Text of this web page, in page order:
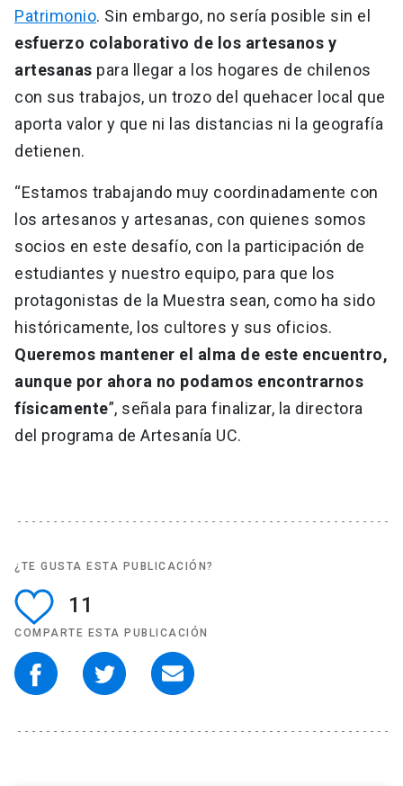
Patrimonio. Sin embargo, no sería posible sin el
esfuerzo colaborativo de los artesanos y
artesanas para llegar a los hogares de chilenos
con sus trabajos, un trozo del quehacer local que
aporta valor y que ni las distancias ni la geografía
detienen.
“Estamos trabajando muy coordinadamente con
los artesanos y artesanas, con quienes somos
socios en este desafío, con la participación de
estudiantes y nuestro equipo, para que los
protagonistas de la Muestra sean, como ha sido
históricamente, los cultores y sus oficios.
Queremos mantener el alma de este encuentro,
aunque por ahora no podamos encontrarnos
físicamente”, señala para finalizar, la directora
del programa de Artesanía UC.
¿TE GUSTA ESTA PUBLICACIÓN?
11
COMPARTE ESTA PUBLICACIÓN